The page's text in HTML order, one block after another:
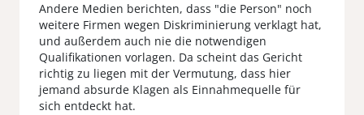
Andere Medien berichten, dass "die Person" noch
weitere Firmen wegen Diskriminierung verklagt hat,
und außerdem auch nie die notwendigen
Qualifikationen vorlagen. Da scheint das Gericht
richtig zu liegen mit der Vermutung, dass hier
jemand absurde Klagen als Einnahmequelle für
sich entdeckt hat.